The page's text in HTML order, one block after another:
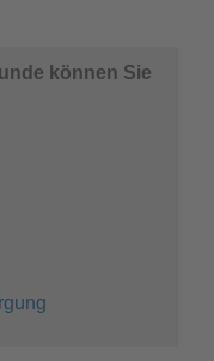
können Sie